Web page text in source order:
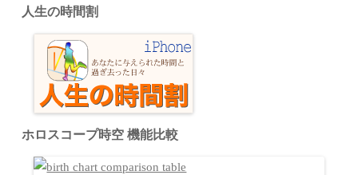
人生の時間割
ホロスコープ時空 機能比較